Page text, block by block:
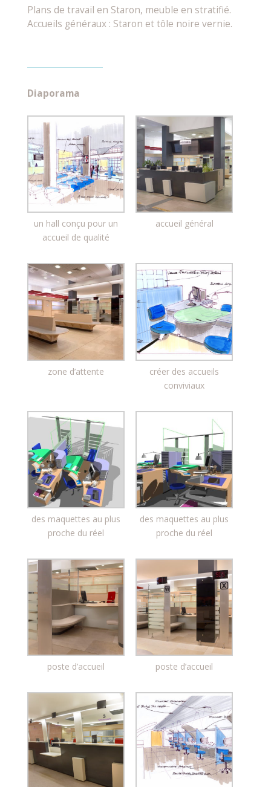
Plans de travail en Staron, meuble en stratifié.
Accueils généraux : Staron et tôle noire vernie.
Diaporama
un hall conçu pour un
accueil de qualité
accueil général
zone d’attente
créer des accueils
conviviaux
des maquettes au plus
proche du réel
des maquettes au plus
proche du réel
poste d’accueil poste d’accueil